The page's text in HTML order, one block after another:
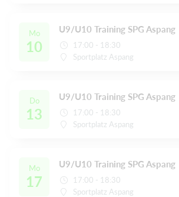
Mo
10
U9/U10 Training SPG Aspang
17:00 - 18:30
Sportplatz Aspang
Do
13
U9/U10 Training SPG Aspang
17:00 - 18:30
Sportplatz Aspang
Mo
17
U9/U10 Training SPG Aspang
17:00 - 18:30
Sportplatz Aspang